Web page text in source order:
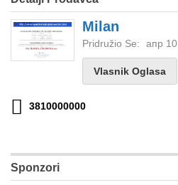
Milan
Pridružio Se: апр 10
Vlasnik Oglasa
3810000000
Sponzori